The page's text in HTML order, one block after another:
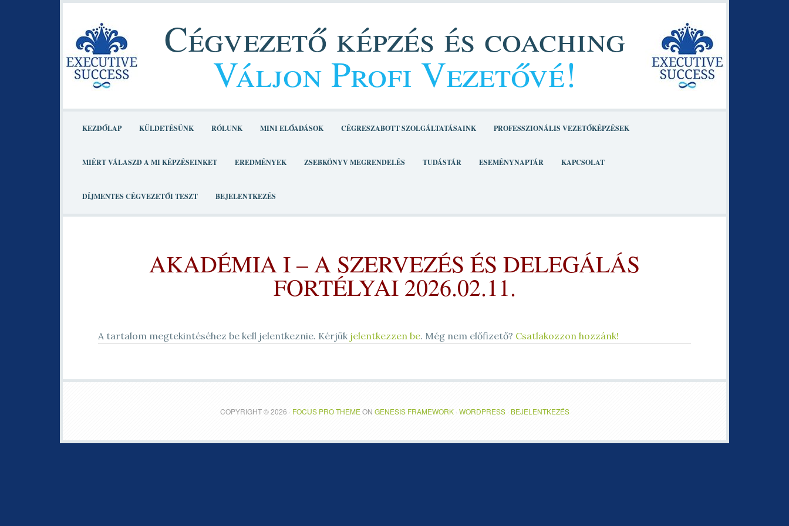
Cégvezető képzés és coaching
Váljon Profi Vezetővé!
KEZDŐLAP KÜLDETÉSÜNK RÓLUNK MINI ELŐADÁSOK CÉGRESZABOTT SZOLGÁLTATÁSAINK PROFESSZIONÁLIS VEZETŐKÉPZÉSEK
MIÉRT VÁLASZD A MI KÉPZÉSEINKET EREDMÉNYEK ZSEBKÖNYV MEGRENDELÉS TUDÁSTÁR ESEMÉNYNAPTÁR KAPCSOLAT
DÍJMENTES CÉGVEZETŐI TESZT BEJELENTKEZÉS
AKADÉMIA I – A SZERVEZÉS ÉS DELEGÁLÁS
FORTÉLYAI 2026.02.11.
A tartalom megtekintéséhez be kell jelentkeznie. Kérjük jelentkezzen be. Még nem előfizető? Csatlakozzon hozzánk!
COPYRIGHT © 2026 · FOCUS PRO THEMEON GENESIS FRAMEWORK· WORDPRESS· BEJELENTKEZÉS